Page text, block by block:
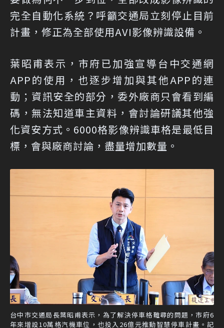
完全自動化系統？呼籲交通局立刻停止目前
計畫，修正為全部使用AVI影像辨識設備。
葉昭甫表示，市府已加強宣導台中交通網
APP的使用，也逐步增加與其他APP的連
動；資訊安全的部分，委外廠商只會看到編
碼，無法知道車主資料，會討論研議其他強
化資安方式。6000格影像辨識車格是最低目
標，會與廠商討論，盡量增加數量。
台中市交通局長葉昭甫表示，為了解決停車格難尋的問題，市府6
年來增設10萬格汽機車位，也投入26億元推動智慧停車計畫。記